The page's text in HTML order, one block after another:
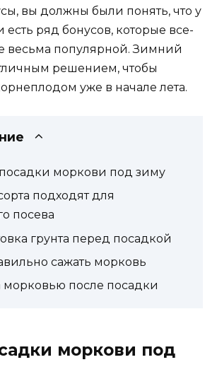
вы должны были понять, что у
есть ряд бонусов, которые все-
весьма популярной. Зимний
решением, чтобы
уже в начале лета.
моркови под зиму
подходят для
посева
грунта перед посадкой
сажать морковь
морковью после посадки
моркови под